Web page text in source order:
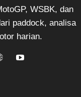
WSBK, dan
paddock, analisa
harian.